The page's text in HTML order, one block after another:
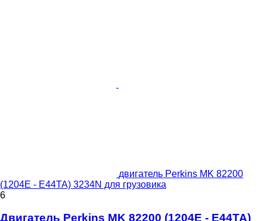
двигатель Perkins MK 82200
(1204E - E44TA) 3234N для грузовика
6
Двигатель Perkins MK 82200 (1204E - E44TA)